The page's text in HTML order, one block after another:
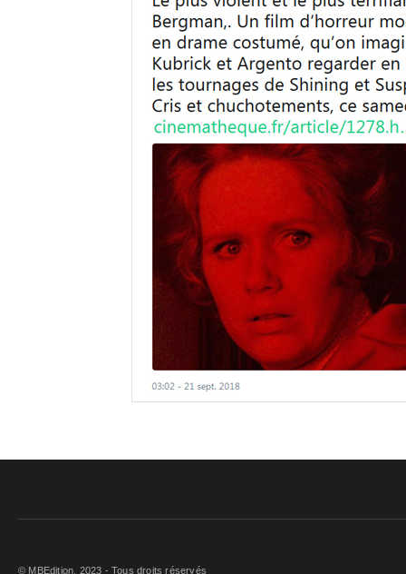
© MBEdition, 2023 - Tous droits réservés